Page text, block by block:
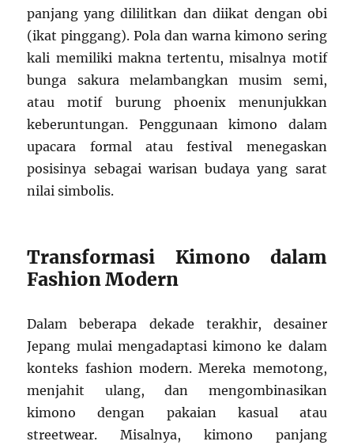
panjang yang dililitkan dan diikat dengan obi
(ikat pinggang). Pola dan warna kimono sering
kali memiliki makna tertentu, misalnya motif
bunga sakura melambangkan musim semi,
atau motif burung phoenix menunjukkan
keberuntungan. Penggunaan kimono dalam
upacara formal atau festival menegaskan
posisinya sebagai warisan budaya yang sarat
nilai simbolis.
Transformasi Kimono dalam
Fashion Modern
Dalam beberapa dekade terakhir, desainer
Jepang mulai mengadaptasi kimono ke dalam
konteks fashion modern. Mereka memotong,
menjahit ulang, dan mengombinasikan
kimono dengan pakaian kasual atau
streetwear. Misalnya, kimono panjang